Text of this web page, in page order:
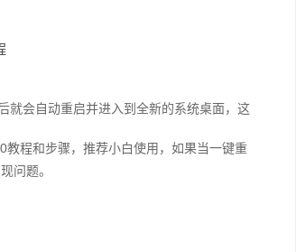
就会自动重启并进入到全新的系统桌面，这
教程和步骤，推荐小白使用，如果当一键重
问题。